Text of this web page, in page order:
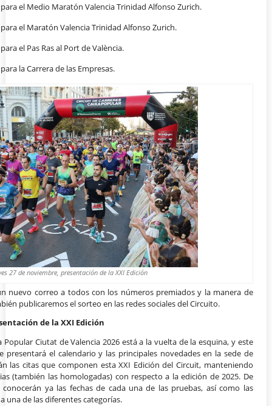
el Medio Maratón Valencia Trinidad Alfonso Zurich.
el Maratón Valencia Trinidad Alfonso Zurich.
el Pas Ras al Port de València.
la Carrera de las Empresas.
27 de noviembre, presentación de la XXI Edición
nuevo correo a todos con los números premiados y la manera de
publicaremos el sorteo en las redes sociales del Circuito.
de la XXI Edición
Popular Ciutat de Valencia 2026 está a la vuelta de la esquina, y este
presentará el calendario y las principales novedades en la sede de
las citas que componen esta XXI Edición del Circuit, manteniendo
(también las homologadas) con respecto a la edición de 2025. De
ya las fechas de cada una de las pruebas, así como las
una de las diferentes categorías.